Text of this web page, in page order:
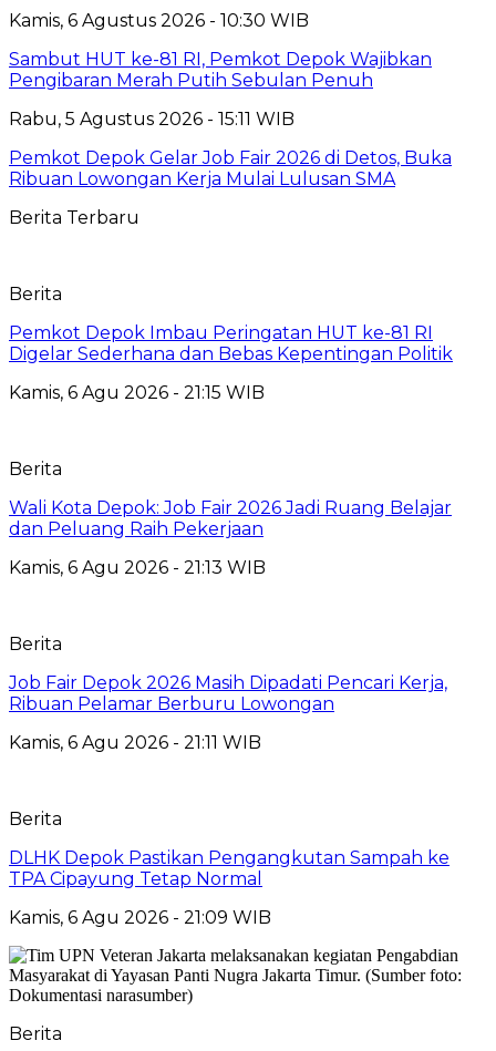
Kamis, 6 Agustus 2026 - 10:30 WIB
Sambut HUT ke-81 RI, Pemkot Depok Wajibkan
Pengibaran Merah Putih Sebulan Penuh
Rabu, 5 Agustus 2026 - 15:11 WIB
Pemkot Depok Gelar Job Fair 2026 di Detos, Buka
Ribuan Lowongan Kerja Mulai Lulusan SMA
Berita Terbaru
Berita
Pemkot Depok Imbau Peringatan HUT ke-81 RI
Digelar Sederhana dan Bebas Kepentingan Politik
Kamis, 6 Agu 2026 - 21:15 WIB
Berita
Wali Kota Depok: Job Fair 2026 Jadi Ruang Belajar
dan Peluang Raih Pekerjaan
Kamis, 6 Agu 2026 - 21:13 WIB
Berita
Job Fair Depok 2026 Masih Dipadati Pencari Kerja,
Ribuan Pelamar Berburu Lowongan
Kamis, 6 Agu 2026 - 21:11 WIB
Berita
DLHK Depok Pastikan Pengangkutan Sampah ke
TPA Cipayung Tetap Normal
Kamis, 6 Agu 2026 - 21:09 WIB
Berita